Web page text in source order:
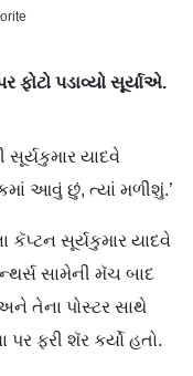
પડાવ્યો સૂર્યાએ.
સૂર્યકુમાર યાદવે
આવું છું, ત્યાં મળીશું.’
કૅપ્ટન સૂર્યકુમાર યાદવે
સામેની મૅચ બાદ
તેના પોસ્ટર સાથે
પર ફરી શૅર કર્યો હતો.